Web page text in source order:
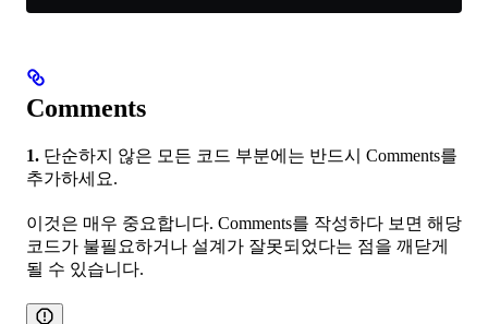
Comments
1. 단순하지 않은 모든 코드 부분에는 반드시 Comments를
추가하세요.
이것은 매우 중요합니다. Comments를 작성하다 보면 해당
코드가 불필요하거나 설계가 잘못되었다는 점을 깨닫게
될 수 있습니다.